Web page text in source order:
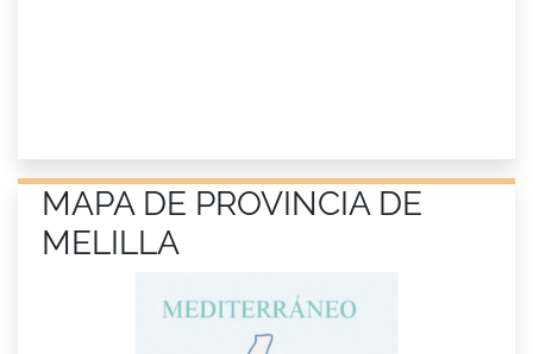
MAPA DE PROVINCIA DE
MELILLA